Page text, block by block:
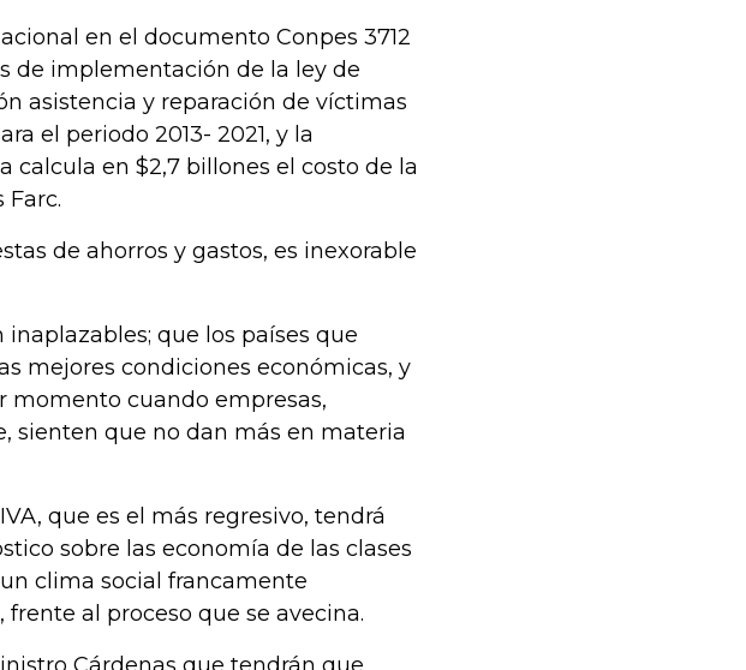
en el documento Conpes 3712
de implementación de la ley de
asistencia y reparación de víctimas
el periodo 2013- 2021, y la
calcula en $2,7 billones el costo de la
de ahorros y gastos, es inexorable
que los países que
mejores condiciones económicas, y
momento cuando empresas,
sienten que no dan más en materia
que es el más regresivo, tendrá
sobre las economía de las clases
clima social francamente
al proceso que se avecina.